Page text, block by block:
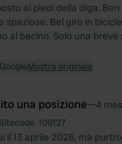
ai piedi della diga.
spaziose. Bel giro in
al bacino. Solo una
Mostra originale
una posizione—4
Sitecode: 108127
il 13 aprile 2026, ma